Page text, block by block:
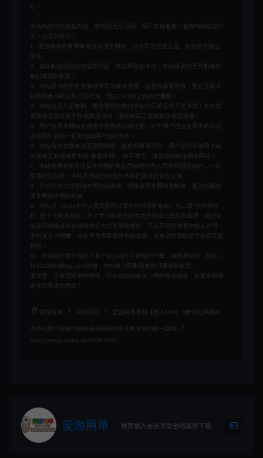
站！
本站内容均为虚拟内容，赞助后无法召回，顾不支持退换！避免纠纷耽误时
间！介意勿赞助！
1、爱游网单所有网单资源来源于网络，仅供学习交流之用。切勿用于商业
用途。
2、如本帖侵犯到任何版权问题，请立即告知本站，本站将及时予与删除并
致以最深的歉意！
3、本站提供的所有资源仅供学习参考使用，版权归原著所有，禁止下载本
站资源参与商业和非法行为，请在24小时之内自行删除！
4、本站会员只是赞助，赞助费用仅维持本站的日常运营开支所需！若您需
要商业运营或用于其他商业活动，请您购买正版授权并合法使用！
5、用户使用本网站必须遵守使用的法律法规，对于用户违法使用本站非法
运营而引起的一切责任由用户自行承担！
6、本站所有资源来自互联网转载，版权归原著所有，用户访问和使用本站
的条件是必须接受本站“免责申明”，如不遵守，请勿访问或使用本网站！
7、本站使用者因为违反本声明的规定而触犯中华人民共和国法律的，一切
后果自己负责，本站不承担任何责任本站已经进行告知义务。
8、凡以任何方式登陆本网站或直接、间接使用本网站资料者，视为自愿接
受本网站声明的约束。
9、本站以《2013中华人民共和国计算机软件保护条例》第二章"软件菩作
权” 第十七条为原则：为了学习和研究软件内含的设计思想和原理，通过安
装显示传输或者存储软件等方式使用软件的，可以不经软件著作权人许可，
不向其支付报酬。若有学员需要商用本站资源，请务必联系版权方购买正版
授权！
10、本站如无意中侵犯了某个企业或个人的知识产权，请联系站长，邮箱：
185529643@qq.com告知，本站将立即删除并致以最深的歉意！
请注意：无所谓完美的内容，不包含BUG修复一类的修改服务！若要求较高
追求完美请勿赞助！
爱游网单 端游系列 爱游网单亲测【猎人MM】Q梦动画风格网
游单机版可调整经验掉落倍率视频安装教学虚拟机一键端
https://www.aywd.vip/7636.html
爱游网单 推荐加入会员享受全站随意下载 生成海